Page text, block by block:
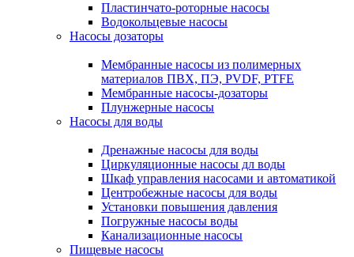
Пластинчато-роторные насосы
Водокольцевые насосы
Насосы дозаторы
Мембранные насосы из полимерных
материалов ПВХ, ПЭ, PVDF, PTFE
Мембранные насосы-дозаторы
Плунжерные насосы
Насосы для воды
Дренажные насосы для воды
Циркуляционные насосы дл воды
Шкаф управления насосами и автоматикой
Центробежные насосы для воды
Установки повышения давления
Погружные насосы воды
Канализационные насосы
Пищевые насосы